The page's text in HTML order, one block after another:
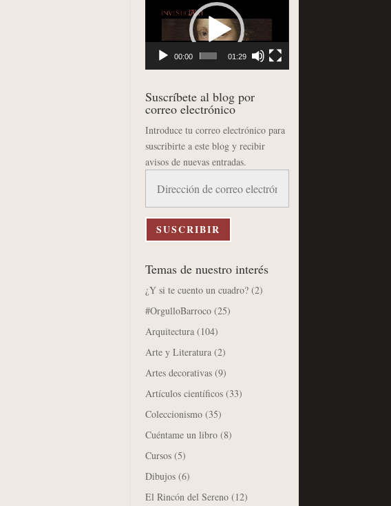
00:00 01:29
Suscríbete al blog por
correo electrónico
Introduce tu correo electrónico para
suscribirte a este blog y recibir
avisos de nuevas entradas.
correo
electrónico
SUSCRIBIR
Temas de nuestro interés
¿Y si te cuento un cuadro? (2)
#OrgulloBarroco (25)
Arquitectura (104)
Arte y Literatura (2)
Artes decorativas (9)
Artículos científicos (33)
Coleccionismo (35)
Cuéntame un libro (8)
Cursos (5)
Dibujos (6)
El Rincón del Sereno (12)